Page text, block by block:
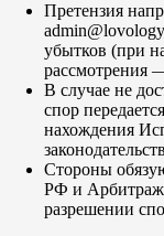
Претензия
убытков (при
рассмотрения
В случае не
спор
нахождения
Стороны
РФ и
разрешении